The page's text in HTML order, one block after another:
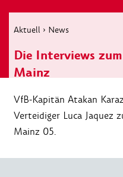
Aktuell › News
Die Interviews
Mainz
VfB-Kapitän Atakan
Verteidiger Luca Jaquez
Mainz 05.